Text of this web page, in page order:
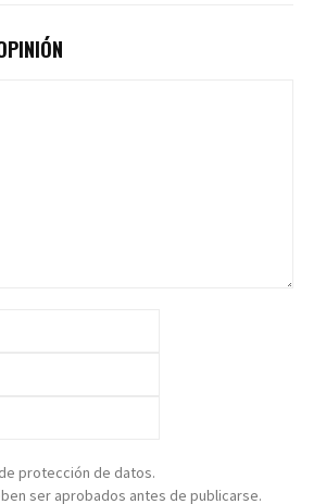
protección de datos.
ser aprobados antes de publicarse.